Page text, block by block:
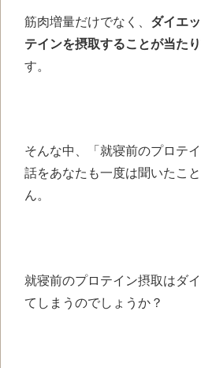
筋肉増量だけでなく、 ダイエ
テインを摂取することが当た
す。
そんな中、 「就寝前のプロテ
話をあなたも一度は聞いたこ
ん。
就寝前のプロテイン摂取はダ
てしまうのでしょうか？